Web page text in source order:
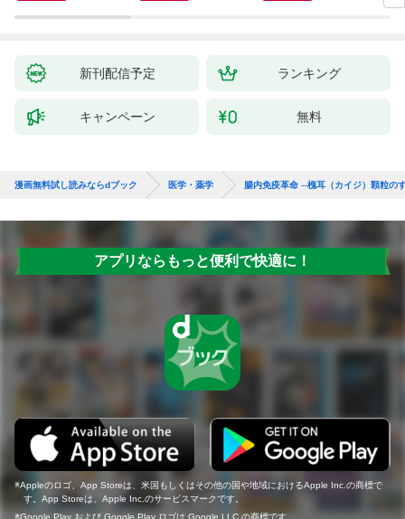
新刊配信予定 ランキング
キャンペーン 無料
漫画無料試し読みならdブック 医学・薬学 腸内免疫革命 ─槐耳（カイジ）顆粒の
アプリならもっと便利で快適に！
Appleのロゴ、App Storeは、米国もしくはその他の国や地域におけるApple Inc.の商標で
す。App Storeは、Apple Inc.のサービスマークです。
Google Play および Google Play ロゴは Google LLC の商標です。